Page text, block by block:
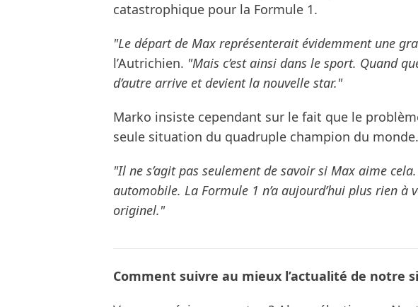
catastrophique pour la Formule 1.
"Le départ de Max représenterait évidemment une
l’Autrichien. "Mais c’est ainsi dans le sport. Quand
d’autre arrive et devient la nouvelle star."
Marko insiste cependant sur le fait que le
seule situation du quadruple champion du monde.
"Il ne s’agit pas seulement de savoir si Max aime
automobile. La Formule 1 n’a aujourd’hui plus rien à
originel."
Comment suivre au mieux l’actualité de notre